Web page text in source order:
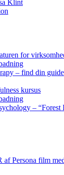
Klint
for
– find din guide
kursus
– “Forest
Persona film